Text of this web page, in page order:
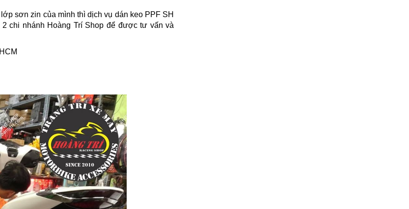
sơn zin của mình thì dịch vụ dán keo PPF SH
chi nhánh Hoàng Trí Shop để được tư vấn và